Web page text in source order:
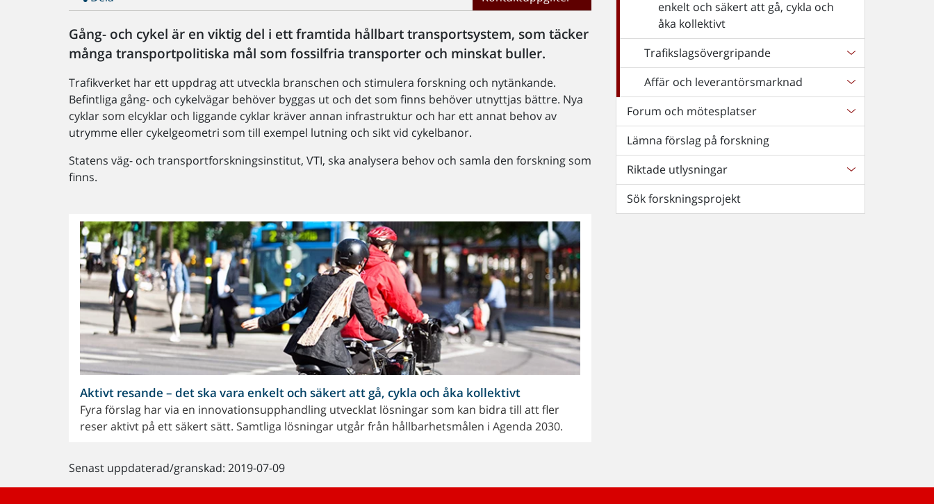
Gång- och cykel är en viktig del i ett framtida hållbart transportsystem, som täcker
många transportpolitiska mål som fossilfria transporter och minskat buller.
Trafikverket har ett uppdrag att utveckla branschen och stimulera forskning och nytänkande.
Befintliga gång- och cykelvägar behöver byggas ut och det som finns behöver utnyttjas bättre. Nya
cyklar som elcyklar och liggande cyklar kräver annan infrastruktur och har ett annat behov av
utrymme eller cykelgeometri som till exempel lutning och sikt vid cykelbanor.
Statens väg- och transportforskningsinstitut, VTI, ska analysera behov och samla den forskning som
finns.
Aktivt resande – det ska vara enkelt och säkert att gå, cykla och åka kollektivt
Fyra förslag har via en innovationsupphandling utvecklat lösningar som kan bidra till att fler
reser aktivt på ett säkert sätt. Samtliga lösningar utgår från hållbarhetsmålen i Agenda 2030.
Senast uppdaterad/granskad: 2019-07-09
enkelt och säkert att gå, cykla och
åka kollektivt
Trafikslagsövergripande
Affär och leverantörsmarknad
Forum och mötesplatser
Lämna förslag på forskning
Riktade utlysningar
Sök forskningsprojekt